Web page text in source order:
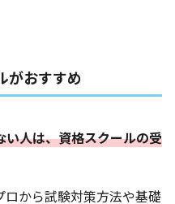
がおすすめ
人は、資格スクールの受
から試験対策方法や基礎